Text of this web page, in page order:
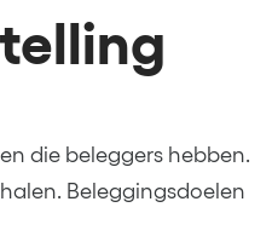
die beleggers hebben.
Beleggingsdoelen